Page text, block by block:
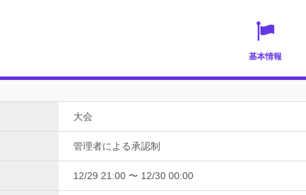
基本情報
大会
管理者による承認制
12/29 21:00 〜 12/30 00:00